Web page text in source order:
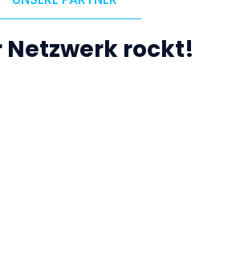
Netzwerk rockt!